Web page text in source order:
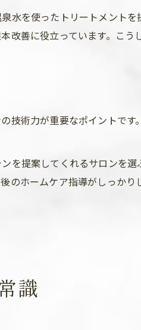
水を使ったトリートメント
改善に役立っています。こ
技術力が重要なポイントで
を提案してくれるサロンを
のホームケア指導がしっか
識